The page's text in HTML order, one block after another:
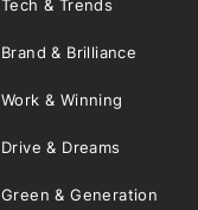
Tech & Trends
Brand & Brilliance
Work & Winning
Drive & Dreams
Green & Generation